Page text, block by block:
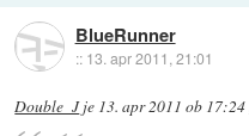
BlueRunner
:: 13. apr 2011, 21:01
Double_Jje 13. apr 2011 ob 17:24